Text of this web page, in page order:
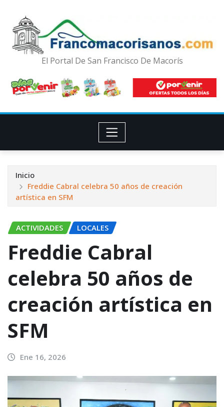
El Portal De San Francisco De Macorís
Inicio
Freddie Cabral celebra 50 años de creación
artística en SFM
ACTIVIDADES LOCALES
Freddie Cabral
celebra 50 años de
creación artística en
SFM
Ene 16, 2026